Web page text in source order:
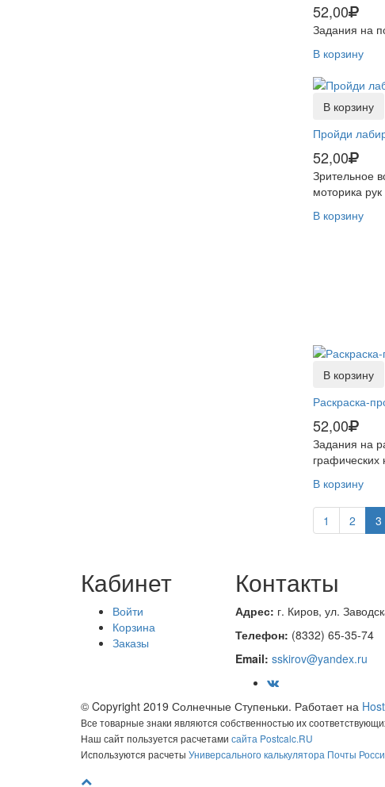
52,00
Задания на
В корзину
В корзину
Пройди
52,00
Зрительное
моторика рук
В корзину
В корзину
Раскраска-
52,00
Задания на
графических
В корзину
1 2 3
Кабинет
Войти
Корзина
Заказы
Контакты
Адрес: г. Киров, ул.
Телефон: (8332) 65-35-74
Email: sskirov@yandex.ru
© Copyright 2019 Солнечные Ступеньки. Работает на
Все товарные знаки являются собственностью их
Наш сайт пользуется расчетами сайта Postcalc.RU
Используются расчеты Универсального калькулятора Почты